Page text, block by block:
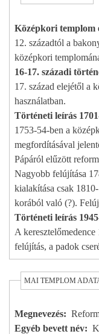
Középkori templom
12. századtól a
középkori
16-17. századi
17. század elejétől a
használatban.
Történeti leírás
1753-54-ben a
megfordításával
Pápáról elűzött
Nagyobb felújítása
kialakítása csak
korából való (?).
Történeti leírás
A
felújítás, a padok
MAI TEMPLOM
Megnevezés
Egyéb bevett név